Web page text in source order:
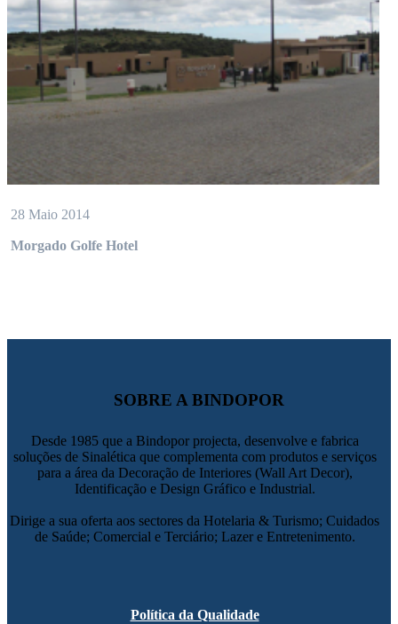
28 Maio 2014
Morgado Golfe Hotel
SOBRE A BINDOPOR
Desde 1985 que a Bindopor projecta, desenvolve e fabrica
soluções de Sinalética que complementa com produtos e serviços
para a área da Decoração de Interiores (Wall Art Decor),
Identificação e Design Gráfico e Industrial.
Dirige a sua oferta aos sectores da Hotelaria & Turismo; Cuidados
de Saúde; Comercial e Terciário; Lazer e Entretenimento.
Política da Qualidade